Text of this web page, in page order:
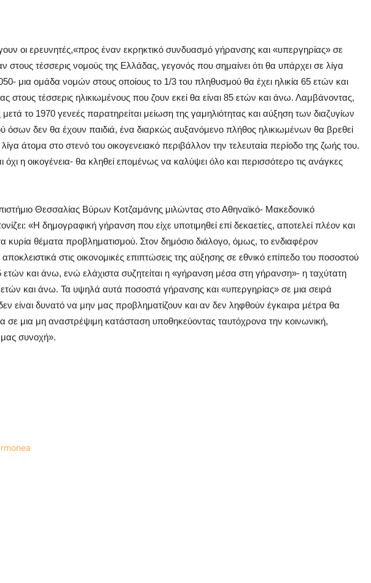
οι ερευνητές,«προς έναν εκρηκτικό συνδυασμό γήρανσης και «υπεργηρίας» σε
στους τέσσερις νομούς της Ελλάδας, γεγονός που σημαίνει ότι θα υπάρχει σε λίγα
μια ομάδα νομών στους οποίους το 1/3 του πληθυσμού θα έχει ηλικία 65 ετών και
στους τέσσερις ηλικιωμένους που ζουν εκεί θα είναι 85 ετών και άνω. Λαμβάνοντας,
μετά το 1970 γενεές παρατηρείται μείωση της γαμηλιότητας και αύξηση των διαζυγίων
όσων δεν θα έχουν παιδιά, ένα διαρκώς αυξανόμενο πλήθος ηλικιωμένων θα βρεθεί
άτομα στο στενό του οικογενειακό περιβάλλον την τελευταία περίοδο της ζωής του.
όχι η οικογένεια- θα κληθεί επομένως να καλύψει όλο και περισσότερο τις ανάγκες
Θεσσαλίας Βύρων Κοτζαμάνης μιλώντας στο Αθηναϊκό- Μακεδονικό
«Η δημογραφική γήρανση που είχε υποτιμηθεί επί δεκαετίες, αποτελεί πλέον και
κυρία θέματα προβληματισμού. Στον δημόσιο διάλογο, όμως, το ενδιαφέρον
στις οικονομικές επιπτώσεις της αύξησης σε εθνικό επίπεδο του ποσοστού
ετών και άνω, ενώ ελάχιστα συζητείται η «γήρανση μέσα στη γήρανση»- η ταχύτατη
και άνω. Τα υψηλά αυτά ποσοστά γήρανσης και «υπεργηρίας» σε μια σειρά
είναι δυνατό να μην μας προβληματίζουν και αν δεν ληφθούν έγκαιρα μέτρα θα
σε μια μη αναστρέψιμη κατάσταση υποθηκεύοντας ταυτόχρονα την κοινωνική,
μας συνοχή».